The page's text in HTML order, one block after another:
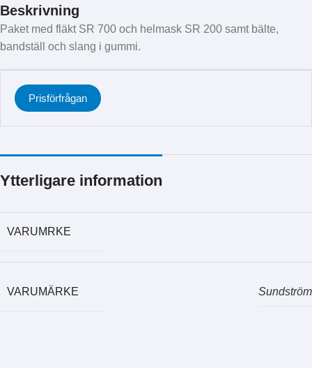
Beskrivning
Paket med fläkt SR 700 och helmask SR 200 samt bälte,
bandställ och slang i gummi.
Prisförfrågan
Ytterligare information
VARUMRKE
VARUMÄRKE Sundström